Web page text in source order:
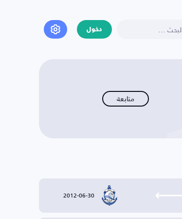
دخول
متابعة
2012-06-30